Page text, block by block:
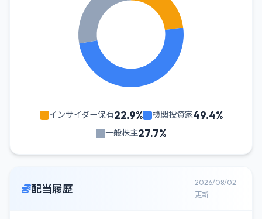
インサイダー保有22.9% 機関投資家49.4%
一般株主27.7%
配当履歴
2026/08/02
更新